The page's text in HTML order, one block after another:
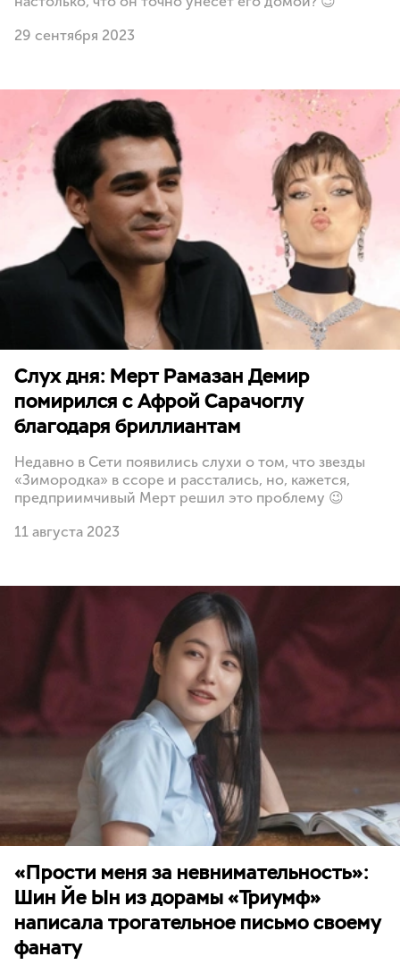
29 сентября 2023
Слух дня: Мерт Рамазан Демир
помирился с Афрой Сарачоглу
благодаря бриллиантам
Недавно в Сети появились слухи о том, что звезды
«Зимородка» в ссоре и расстались, но, кажется,
предприимчивый Мерт решил это проблему 😉
11 августа 2023
«Прости меня за невнимательность»:
Шин Йе Ын из дорамы «Триумф»
написала трогательное письмо своему
фанату